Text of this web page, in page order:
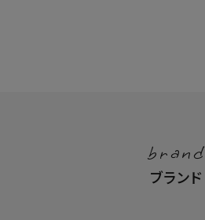
brand
ブランド